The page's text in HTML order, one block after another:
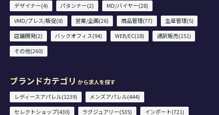
デザイナー(4)
パタンナー(2)
MD/バイヤー(28)
VMD/プレス/販促(8)
営業/企画(26) 商品管理(77)
生産管理(5)
店舗開発(2)
バックオフィス(94) WEB/EC(18)
通訳販売(151)
その他(260)
ブランドカテゴリ から求人を探す
レディースアパレル(1239)
メンズアパレル(444)
セレクトショップ(430)
ラグジュアリー(535)
インポート(721)